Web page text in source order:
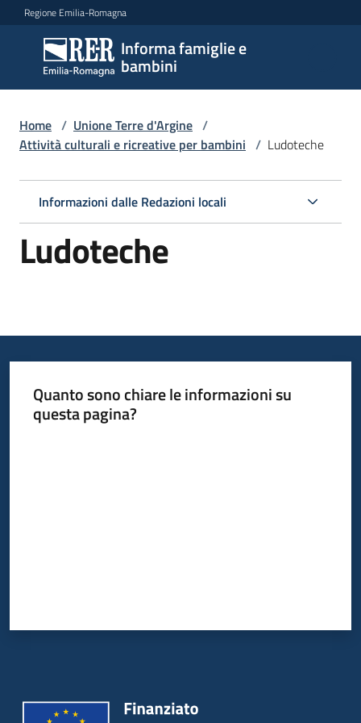
Vai al contenuto
Vai alla navigazione
Vai al footer
Regione Emilia-Romagna
Informa famiglie e
bambini
Informa
famiglie
e
bambini
Argomenti
Servizi
le
Informazioni
Home / Unione Terre d'Argine /
Attività culturali e ricreative per bambini / Ludoteche
Informazioni dalle Redazioni locali
Ludoteche
Quanto sono chiare le informazioni su
questa pagina?